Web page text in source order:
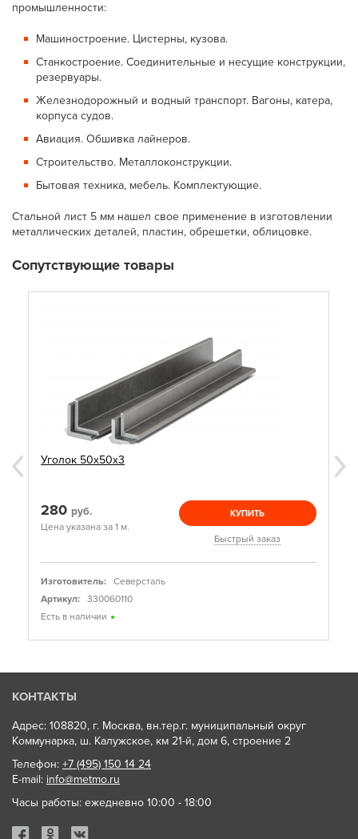
промышленности:
Машиностроение. Цистерны, кузова.
Станкостроение. Соединительные и несущие конструкции,
резервуары.
Железнодорожный и водный транспорт. Вагоны, катера,
корпуса судов.
Авиация. Обшивка лайнеров.
Строительство. Металлоконструкции.
Бытовая техника, мебель. Комплектующие.
Стальной лист 5 мм нашел свое применение в изготовлении
металлических деталей, пластин, обрешетки, облицовке.
Сопутствующие товары
Уголок 50х50х3
280 руб.
Цена указана за 1 м.
КУПИТЬ
Быстрый заказ
Изготовитель:
Северсталь
Артикул:
330060110
Есть в наличии
КОНТАКТЫ
Адрес: 108820, г. Москва, вн.тер.г. муниципальный округ
Коммунарка, ш. Калужское, км 21-й, дом 6, строение 2
Телефон: +7 (495) 150 14 24
E-mail: info@metmo.ru
Часы работы: ежедневно 10:00 - 18:00